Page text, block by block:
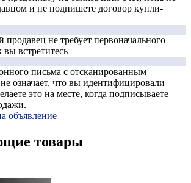
и не подпишете договор купли-
не требует первоначального
вы встретитесь
письма с отсканированным
означает, что вы идентифицировали
это на месте, когда подписываете
объявление
товары